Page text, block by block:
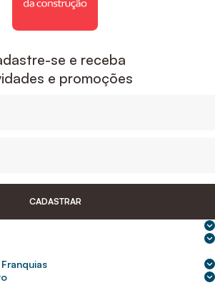
se e receba
e promoções
CADASTRAR
ABC